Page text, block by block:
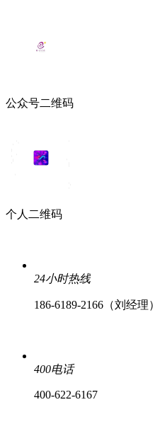
公众号二维码
个人二维码
24小时热线
186-6189-2166（刘经理）
400电话
400-622-6167